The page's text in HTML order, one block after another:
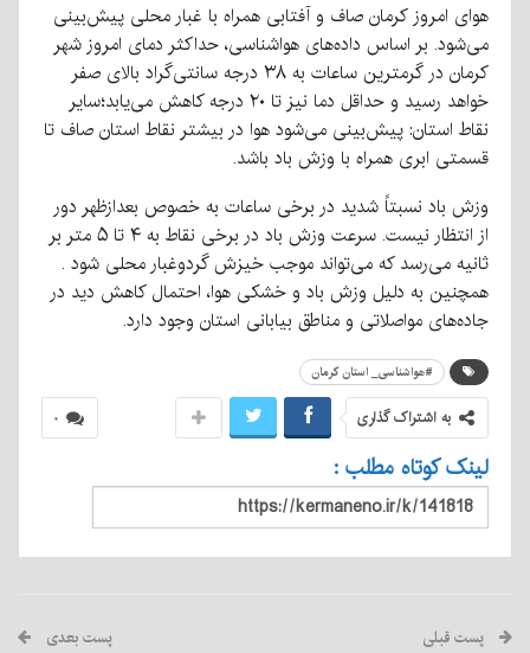
هوای امروز کرمان صاف و آفتابی همراه با غبار محلی پیش‌بینی
می‌شود. بر اساس داده‌های هواشناسی، حداکثر دمای امروز شهر
کرمان در گرمترین ساعات به ۳۸ درجه سانتی‌گراد بالای صفر
خواهد رسید و حداقل دما نیز تا ۲۰ درجه کاهش می‌یابد؛سایر
نقاط استان: پیش‌بینی می‌شود هوا در بیشتر نقاط استان صاف تا
قسمتی ابری همراه با وزش باد باشد.
وزش باد نسبتاً شدید در برخی ساعات به خصوص بعدازظهر دور
از انتظار نیست. سرعت وزش باد در برخی نقاط به ۴ تا ۵ متر بر
ثانیه می‌رسد که می‌تواند موجب خیزش گردوغبار محلی شود .
همچنین به دلیل وزش باد و خشکی هوا، احتمال کاهش دید در
جاده‌های مواصلاتی و مناطق بیابانی استان وجود دارد.
#هواشناسی_ استان کرمان
۰ به اشتراک گذاری
لینک کوتاه مطلب :
پست قبلی پست بعدی